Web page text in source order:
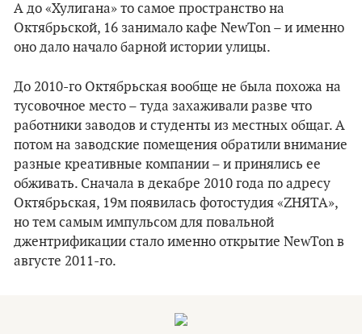
А до «‎Хулигана» то самое пространство на
Октябрьской, 16 занимало кафе NewTon – и именно
оно дало начало барной истории улицы.
До 2010-го Октябрьская вообще не была похожа на
тусовочное место – туда захаживали разве что
работники заводов и студенты из местных общаг. А
потом на заводские помещения обратили внимание
разные креативные компании – и принялись ее
обживать. Сначала в декабре 2010 года по адресу
Октябрьская, 19м появилась фотостудия «ZНЯТА»,
но тем самым импульсом для повальной
джентрификации стало именно открытие NewTon в
августе 2011-го.